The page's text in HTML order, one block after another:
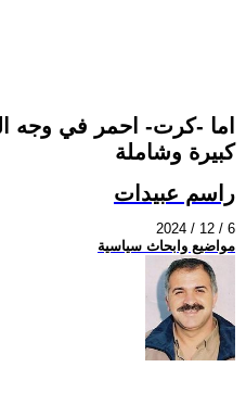
اما -كرت- احمر في وجه
كبيرة وشاملة
راسم عبيدات
2024 / 12 / 6
مواضيع وابحاث سياسية